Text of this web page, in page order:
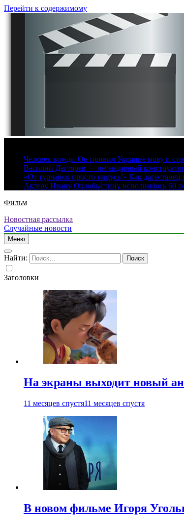
Перейти к содержимому
Человек вождя. Он привил Украине мову и
Василий Дегтярев — легендарный
«От турчанок просто тащусь!» Как
Актеру Ивану Охлобыстину исполнилось 60
Фильм
Новостная рассылка
Случайные новости
Меню
Найти:
Заголовки
На экраны выходит новый
11 месяцев спустя11 месяцев спустя
В новом фильме Игоря